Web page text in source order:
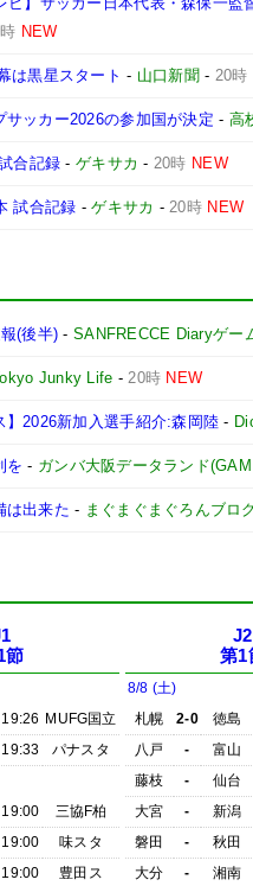
NEW
は黒星スタート - 山口新聞 - 20時
サッカー2026の参加国が決定 - 高
合記録 -ゲキサカ - 20時 NEW
試合記録 -ゲキサカ -20時 NEW
(後半) -SANFRECCE Diaryゲー
Junky Life -20時 NEW
】2026新加入選手紹介:森岡陸 -
を - ガンバ大阪データランド
は出来た - まぐまぐまぐろんブロ
節
19:26 MUFG国立
19:33
パナスタ
19:00
三協F柏
19:00
味スタ
19:00
豊田ス
J2
第1
8/8 (土)
札幌
2-0
徳島
八戸
-
富山
藤枝
-
仙台
大宮
-
新潟
磐田
-
秋田
大分
-
湘南